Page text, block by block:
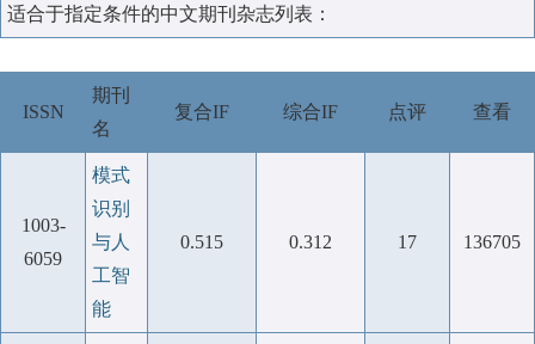
适合于指定条件的中文期刊杂志列表：
ISSN
期刊
名
复合IF 综合IF 点评 查看
1003-
6059
模式
识别
与人
工智
能
0.515 0.312 17 136705